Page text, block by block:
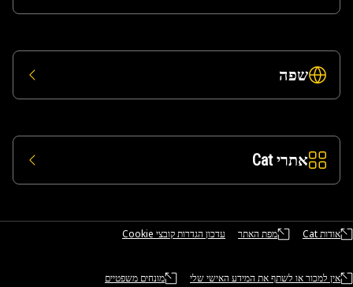
שפה
אתרי Cat
אודות Cat מפת האתר עדכון הגדרות קובצי Cookie
אין למכור או לשתף את המידע האישי שלי מונחים משפטיים